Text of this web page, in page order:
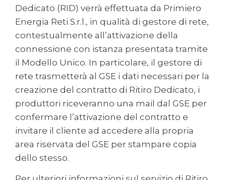
Dedicato (RID) verrà effettuata da Primiero
Energia Reti S.r.l., in qualità di gestore di rete,
contestualmente all’attivazione della
connessione con istanza presentata tramite
il Modello Unico. In particolare, il gestore di
rete trasmetterà al GSE i dati necessari per la
creazione del contratto di Ritiro Dedicato, i
produttori riceveranno una mail dal GSE per
confermare l’attivazione del contratto e
invitare il cliente ad accedere alla propria
area riservata del GSE per stampare copia
dello stesso.